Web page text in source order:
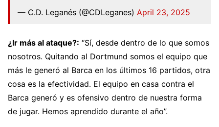
— C.D. Leganés (@CDLeganes) April 23, 2025
¿Ir más al ataque?: “Sí, desde dentro de lo que somos
nosotros. Quitando al Dortmund somos el equipo que
más le generó al Barca en los últimos 16 partidos, otra
cosa es la efectividad. El equipo en casa contra el
Barca generó y es ofensivo dentro de nuestra forma
de jugar. Hemos aprendido durante el año”.